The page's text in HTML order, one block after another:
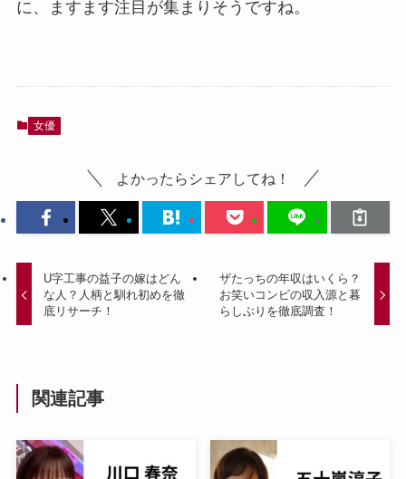
に、ますます注目が集まりそうですね。
女優
よかったらシェアしてね！
U字工事の益子の嫁はどん
な人？人柄と馴れ初めを徹
底リサーチ！
ザたっちの年収はいくら？
お笑いコンビの収入源と暮
らしぶりを徹底調査！
関連記事